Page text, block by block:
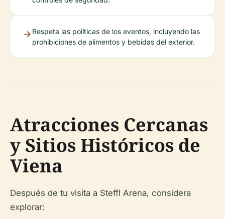
Respeta las políticas de los eventos, incluyendo las
prohibiciones de alimentos y bebidas del exterior.
Atracciones Cercanas
y Sitios Históricos de
Viena
Después de tu visita a Steffl Arena, considera
explorar: